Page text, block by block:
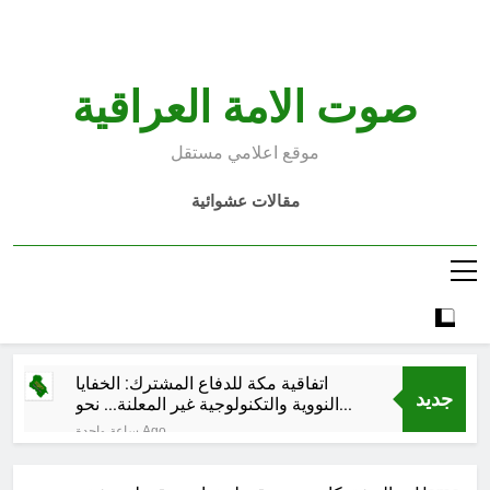
صوت الامة العراقية
موقع اعلامي مستقل
مقالات عشوائية
جديد
اتفاقية مكة للدفاع المشترك: الخفايا
النووية والتكنولوجية غير المعلنة… نحو
هندسة ردع جديدة في الشرق الأوسط ؟
ساعة واحدة Ago